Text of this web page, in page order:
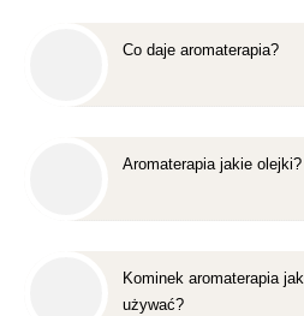
Co daje aromaterapia?
Aromaterapia jakie olejki?
Kominek aromaterapia jak
używać?